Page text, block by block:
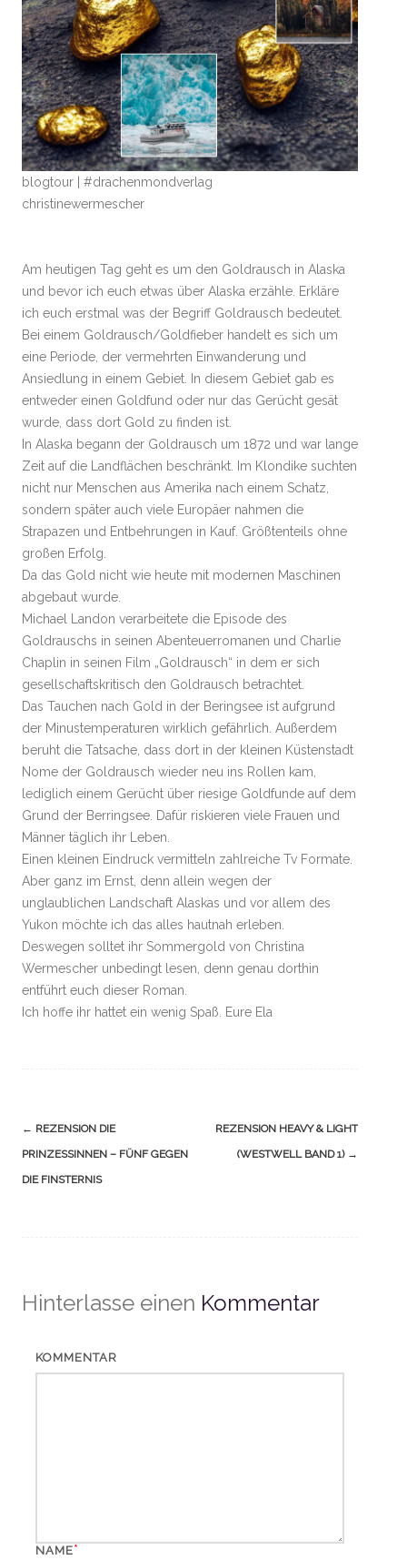
blogtour | #drachenmondverlag
christinewermescher
Am heutigen Tag geht es um den Goldrausch in Alaska
und bevor ich euch etwas über Alaska erzähle. Erkläre
ich euch erstmal was der Begriff Goldrausch bedeutet.
Bei einem Goldrausch/Goldfieber handelt es sich um
eine Periode, der vermehrten Einwanderung und
Ansiedlung in einem Gebiet. In diesem Gebiet gab es
entweder einen Goldfund oder nur das Gerücht gesät
wurde, dass dort Gold zu finden ist.
In Alaska begann der Goldrausch um 1872 und war lange
Zeit auf die Landflächen beschränkt. Im Klondike suchten
nicht nur Menschen aus Amerika nach einem Schatz,
sondern später auch viele Europäer nahmen die
Strapazen und Entbehrungen in Kauf. Größtenteils ohne
großen Erfolg.
Da das Gold nicht wie heute mit modernen Maschinen
abgebaut wurde.
Michael Landon verarbeitete die Episode des
Goldrauschs in seinen Abenteuerromanen und Charlie
Chaplin in seinen Film „Goldrausch“ in dem er sich
gesellschaftskritisch den Goldrausch betrachtet.
Das Tauchen nach Gold in der Beringsee ist aufgrund
der Minustemperaturen wirklich gefährlich. Außerdem
beruht die Tatsache, dass dort in der kleinen Küstenstadt
Nome der Goldrausch wieder neu ins Rollen kam,
lediglich einem Gerücht über riesige Goldfunde auf dem
Grund der Berringsee. Dafür riskieren viele Frauen und
Männer täglich ihr Leben.
Einen kleinen Eindruck vermitteln zahlreiche Tv Formate.
Aber ganz im Ernst, denn allein wegen der
unglaublichen Landschaft Alaskas und vor allem des
Yukon möchte ich das alles hautnah erleben.
Deswegen solltet ihr Sommergold von Christina
Wermescher unbedingt lesen, denn genau dorthin
entführt euch dieser Roman.
Ich hoffe ihr hattet ein wenig Spaß. Eure Ela
Navigation
(Beiträge)
← REZENSION DIE
PRINZESSINNEN – FÜNF GEGEN
DIE FINSTERNIS
REZENSION HEAVY & LIGHT
(WESTWELL BAND 1) →
Hinterlasse einen Kommentar
KOMMENTAR
NAME*